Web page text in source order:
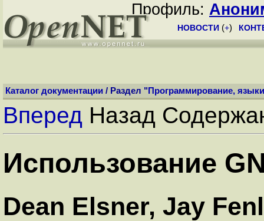
Профиль:
НОВОСТИ (+)
Каталог документации / Раздел " Программирование, языки
Вперед Назад
Использование
Dean Elsner, Jay